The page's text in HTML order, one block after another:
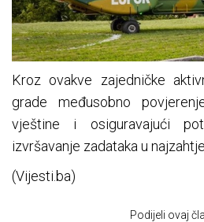
Kroz ovakve zajedničke
grade međusobno
vještine i osiguravajući
izvršavanje zadataka u
(Vijesti.ba)
Podijeli ovaj